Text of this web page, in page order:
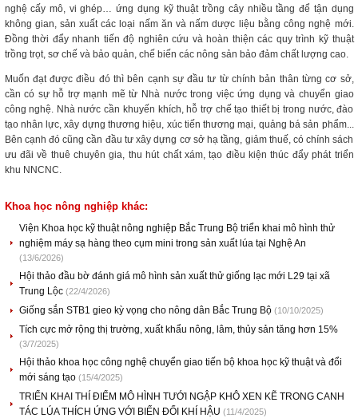
nghệ cấy mô, vi ghép… ứng dụng kỹ thuật trồng cây nhiều tầng để tận dụng
không gian, sản xuất các loại nấm ăn và nấm dược liệu bằng công nghệ mới.
Đồng thời đẩy nhanh tiến độ nghiên cứu và hoàn thiện các quy trình kỹ thuật
trồng trọt, sơ chế và bảo quản, chế biến các nông sản bảo đảm chất lượng cao.
Muốn đạt được điều đó thì bên cạnh sự đầu tư từ chính bản thân từng cơ sở,
cần có sự hỗ trợ mạnh mẽ từ Nhà nước trong việc ứng dụng và chuyển giao
công nghệ. Nhà nước cần khuyến khích, hỗ trợ chế tạo thiết bị trong nước, đào
tạo nhân lực, xây dựng thương hiệu, xúc tiến thương mại, quảng bá sản phẩm...
Bên cạnh đó cũng cần đầu tư xây dựng cơ sở hạ tầng, giảm thuế, có chính sách
ưu đãi về thuê chuyên gia, thu hút chất xám, tạo điều kiện thúc đẩy phát triển
khu NNCNC.
Khoa học nông nghiệp khác:
Viện Khoa học kỹ thuật nông nghiệp Bắc Trung Bộ triển khai mô hình thử
nghiệm máy sạ hàng theo cụm mini trong sản xuất lúa tại Nghệ An
(13/6/2026)
Hội thảo đầu bờ đánh giá mô hình sản xuất thử giống lạc mới L29 tại xã
Trung Lộc (22/4/2026)
Giống sắn STB1 gieo kỳ vọng cho nông dân Bắc Trung Bộ (10/10/2025)
Tích cực mở rộng thị trường, xuất khẩu nông, lâm, thủy sản tăng hơn 15%
(3/7/2025)
Hội thảo khoa học công nghệ chuyển giao tiến bộ khoa học kỹ thuật và đổi
mới sáng tạo (15/4/2025)
TRIỂN KHAI THÍ ĐIỂM MÔ HÌNH TƯỚI NGẬP KHÔ XEN KẼ TRONG CANH
TÁC LÚA THÍCH ỨNG VỚI BIẾN ĐỔI KHÍ HẬU (11/4/2025)